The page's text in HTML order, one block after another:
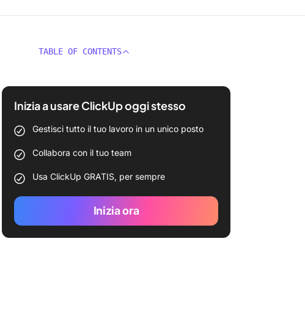
TABLE OF CONTENTS
Inizia a usare ClickUp oggi stesso
Gestisci tutto il tuo lavoro in un unico posto
Collabora con il tuo team
Usa ClickUp GRATIS, per sempre
Inizia ora